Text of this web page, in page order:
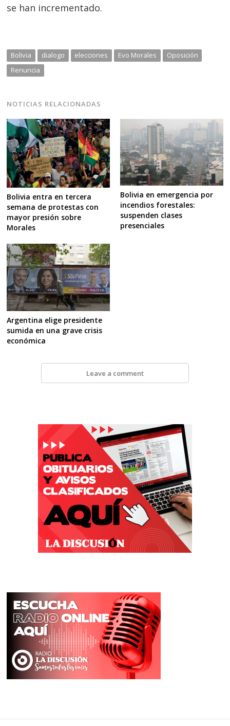
se han incrementado.
Bolivia dialogo elecciones Evo Morales
Oposición
Renuncia
NOTICIAS RELACIONADAS
Bolivia entra en tercera
semana de protestas con
mayor presión sobre
Morales
Bolivia en emergencia por
incendios forestales:
suspenden clases
presenciales
Argentina elige presidente
sumida en una grave crisis
económica
Leave a comment